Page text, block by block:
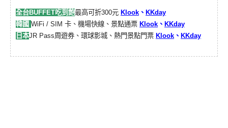
全台BUFFET吃到飽最高可折300元 Klook 、 KKday
韓國 WiFi / SIM 卡、機場快線、景點通票 Klook 、 KKday
日本JR Pass周遊券、環球影城、熱門景點門票 Klook 、 KKday